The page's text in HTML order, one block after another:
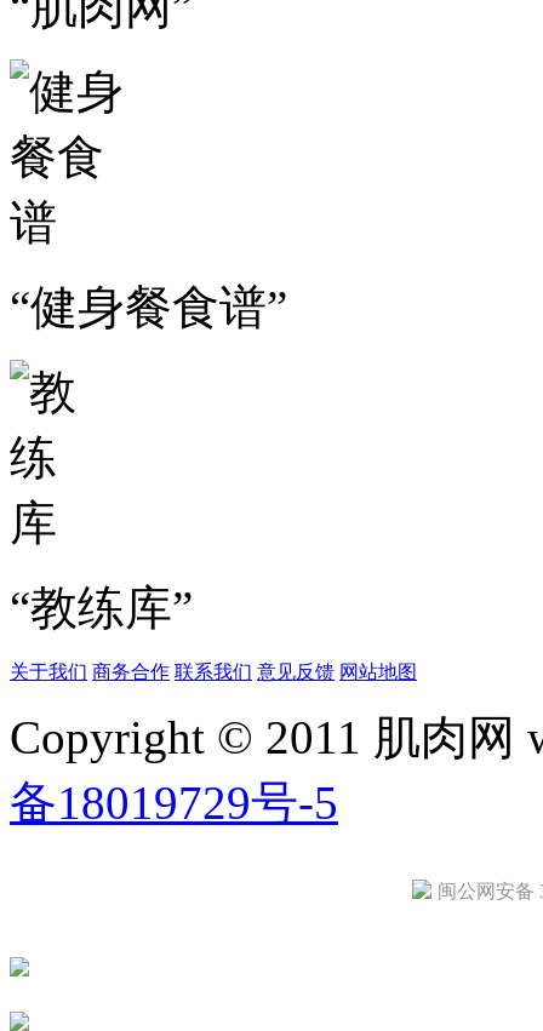
“健身餐食谱”
“教练库”
关于我们 商务合作 联系我们 意见反馈 网站地图
Copyright © 2011 肌肉网
备18019729号-5
闽公网安备